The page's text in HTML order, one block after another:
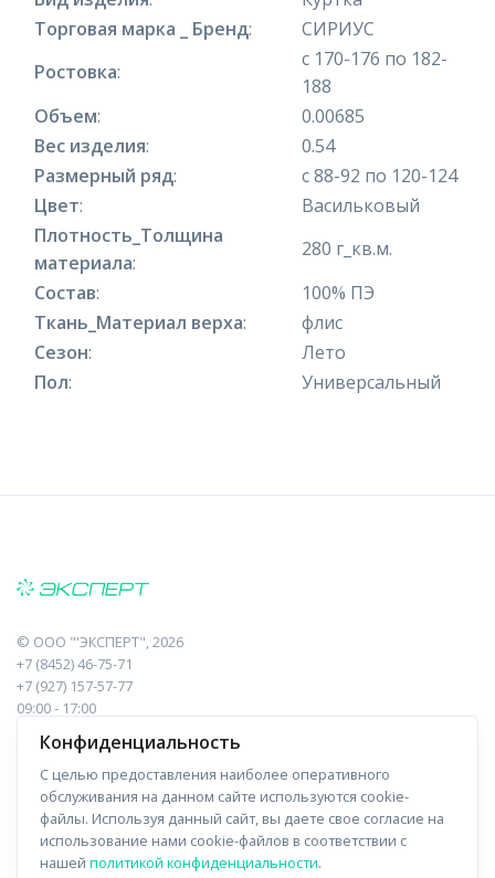
Торговая марка _ Бренд:
СИРИУС
Ростовка:
с 170-176 по 182-
188
Объем:
0.00685
Вес изделия:
0.54
Размерный ряд:
с 88-92 по 120-124
Цвет:
Васильковый
Плотность_Толщина
материала:
280 г_кв.м.
Состав:
100% ПЭ
Ткань_Материал верха:
флис
Сезон:
Лето
Пол: Универсальный
© ООО "'ЭКСПЕРТ", 2026
+7 (8452) 46-75-71
+7 (927) 157-57-77
09:00 - 17:00
410017, Саратов, Пугачева, 10 к1, оф.23
Навигация
Прайс-лист
Отзывы
Информация
О компании
Доставка
Конфиденциальность
С целью предоставления наиболее оперативного
обслуживания на данном сайте используются cookie-
файлы. Используя данный сайт, вы даете свое согласие на
использование нами cookie-файлов в соответствии с
нашей политикой конфиденциальности.